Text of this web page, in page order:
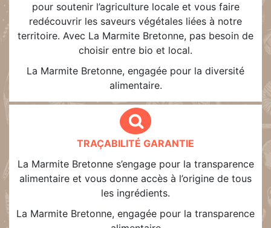
pour soutenir l’agriculture locale et vous faire
redécouvrir les saveurs végétales liées à notre
territoire. Avec La Marmite Bretonne, pas besoin de
choisir entre bio et local.
La Marmite Bretonne, engagée pour la diversité
alimentaire.
TRAÇABILITÉ GARANTIE
La Marmite Bretonne s’engage pour la transparence
alimentaire et vous donne accès à l’origine de tous
les ingrédients.
La Marmite Bretonne, engagée pour la transparence